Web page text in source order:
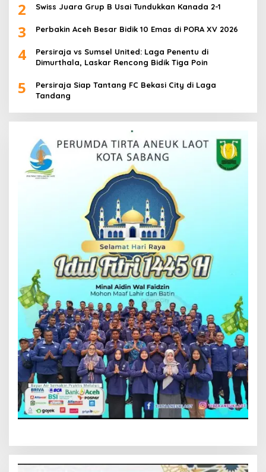
2 Swiss Juara Grup B Usai Tundukkan Kanada 2-1
3 Perbakin Aceh Besar Bidik 10 Emas di PORA XV 2026
4
Persiraja vs Sumsel United: Laga Penentu di
Dimurthala, Laskar Rencong Bidik Tiga Poin
5
Persiraja Siap Tantang FC Bekasi City di Laga
Tandang